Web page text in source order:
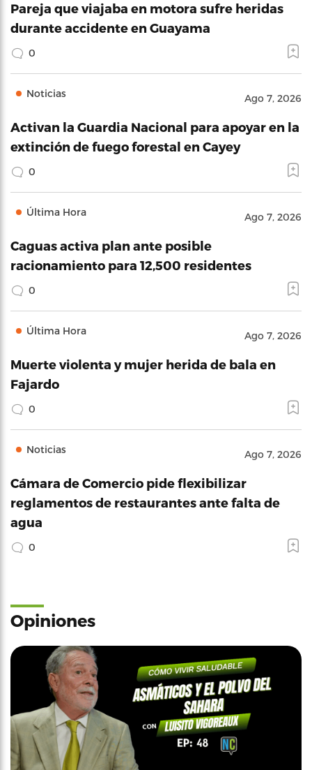
Pareja que viajaba en motora sufre heridas
durante accidente en Guayama
0
Noticias Ago 7, 2026
Activan la Guardia Nacional para apoyar en la
extinción de fuego forestal en Cayey
0
Última Hora Ago 7, 2026
Caguas activa plan ante posible
racionamiento para 12,500 residentes
0
Última Hora Ago 7, 2026
Muerte violenta y mujer herida de bala en
Fajardo
0
Noticias Ago 7, 2026
Cámara de Comercio pide flexibilizar
reglamentos de restaurantes ante falta de
agua
0
Opiniones